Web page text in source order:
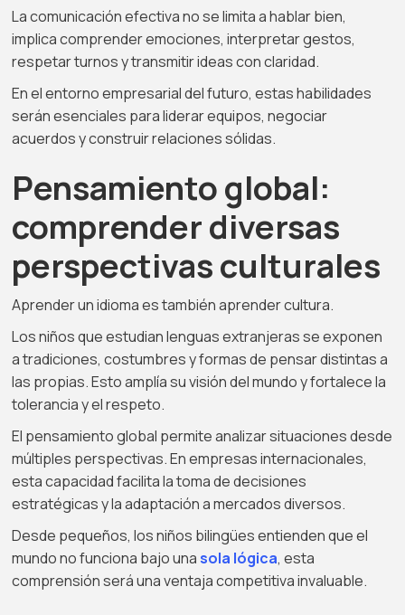
La comunicación efectiva no se limita a hablar bien,
implica comprender emociones, interpretar gestos,
respetar turnos y transmitir ideas con claridad.
En el entorno empresarial del futuro, estas habilidades
serán esenciales para liderar equipos, negociar
acuerdos y construir relaciones sólidas.
Pensamiento global:
comprender diversas
perspectivas culturales
Aprender un idioma es también aprender cultura.
Los niños que estudian lenguas extranjeras se exponen
a tradiciones, costumbres y formas de pensar distintas a
las propias. Esto amplía su visión del mundo y fortalece la
tolerancia y el respeto.
El pensamiento global permite analizar situaciones desde
múltiples perspectivas. En empresas internacionales,
esta capacidad facilita la toma de decisiones
estratégicas y la adaptación a mercados diversos.
Desde pequeños, los niños bilingües entienden que el
mundo no funciona bajo una sola lógica, esta
comprensión será una ventaja competitiva invaluable.